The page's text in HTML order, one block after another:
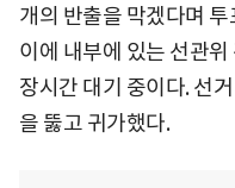
개의 반출을 막겠다며
이에 내부에 있는 선관
장시간 대기 중이다. 선
을 뚫고 귀가했다.